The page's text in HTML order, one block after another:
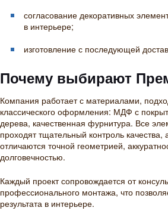
согласование декоративных
в интерьере;
изготовление с последующей
Почему выбирают
Компания работает с материалами,
классического оформления: МДФ с
дерева, качественная фурнитура. Все
проходят тщательный контроль качества,
отличаются точной геометрией,
долговечностью.
Каждый проект сопровождается от
профессионального монтажа, что
результата в интерьере.